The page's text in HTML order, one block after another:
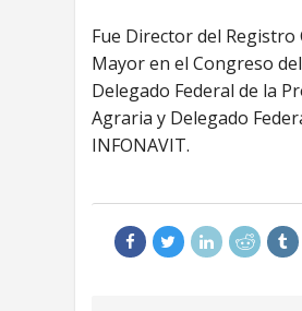
Fue Director del Registro
Mayor en el Congreso
Delegado Federal de la
Agraria y Delegado
INFONAVIT.